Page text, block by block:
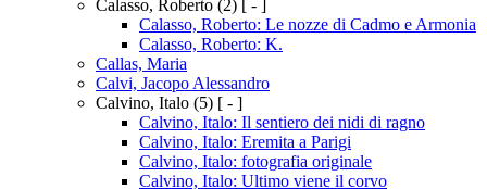
Calasso, Roberto (2)
[ - ]
Calasso, Roberto: Le nozze di Cadmo e Armonia
Calasso, Roberto: K.
Callas, Maria
Calvi, Jacopo Alessandro
Calvino, Italo (5) [ - ]
Calvino, Italo: Il sentiero dei nidi di ragno
Calvino, Italo: Eremita a Parigi
Calvino, Italo: fotografia originale
Calvino, Italo: Ultimo viene il corvo